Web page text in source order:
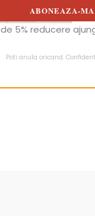
ABONEAZA-MA
5% reducere
Poti anula oricand.